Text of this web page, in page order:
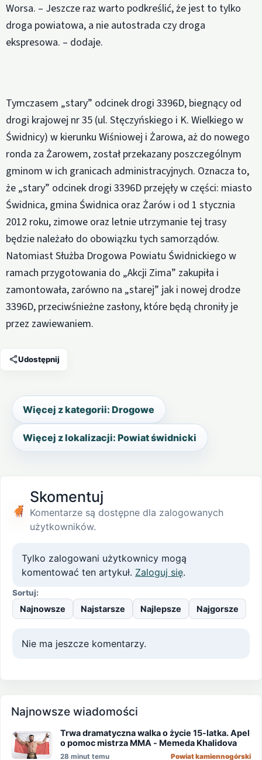
Worsa. – Jeszcze raz warto podkreślić, że jest to tylko
droga powiatowa, a nie autostrada czy droga
ekspresowa. – dodaje.
Tymczasem „stary” odcinek drogi 3396D, biegnący od
drogi krajowej nr 35 (ul. Stęczyńskiego i K. Wielkiego w
Świdnicy) w kierunku Wiśniowej i Żarowa, aż do nowego
ronda za Żarowem, został przekazany poszczególnym
gminom w ich granicach administracyjnych. Oznacza to,
że „stary” odcinek drogi 3396D przejęły w części: miasto
Świdnica, gmina Świdnica oraz Żarów i od 1 stycznia
2012 roku, zimowe oraz letnie utrzymanie tej trasy
będzie należało do obowiązku tych samorządów.
Natomiast Służba Drogowa Powiatu Świdnickiego w
ramach przygotowania do „Akcji Zima” zakupiła i
zamontowała, zarówno na „starej” jak i nowej drodze
3396D, przeciwśnieżne zasłony, które będą chroniły je
przez zawiewaniem.
Udostępnij
Więcej z kategorii: Drogowe
Więcej z lokalizacji: Powiat świdnicki
Skomentuj
Komentarze są dostępne dla zalogowanych
użytkowników.
Tylko zalogowani użytkownicy mogą
komentować ten artykuł. Zaloguj się.
Sortuj:
Najnowsze Najstarsze Najlepsze Najgorsze
Nie ma jeszcze komentarzy.
Najnowsze wiadomości
Trwa dramatyczna walka o życie 15-latka. Apel
o pomoc mistrza MMA - Memeda Khalidova
28 minut temu Powiat kamiennogórski